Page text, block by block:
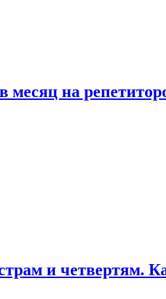
месяц на
и четвертям.